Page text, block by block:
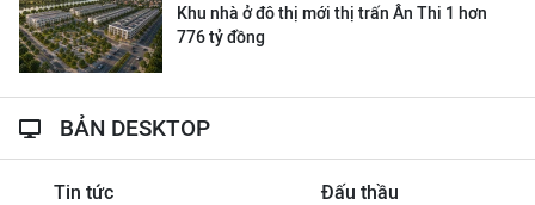
Khu nhà ở đô thị mới thị trấn Ân Thi 1 hơn
776 tỷ đồng
BẢN DESKTOP
Tin tức Đấu thầu